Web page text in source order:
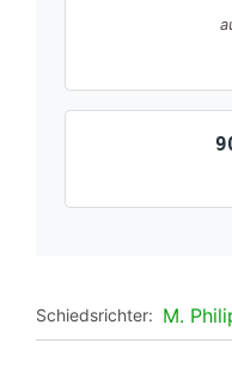
Schiedsrichter: M.